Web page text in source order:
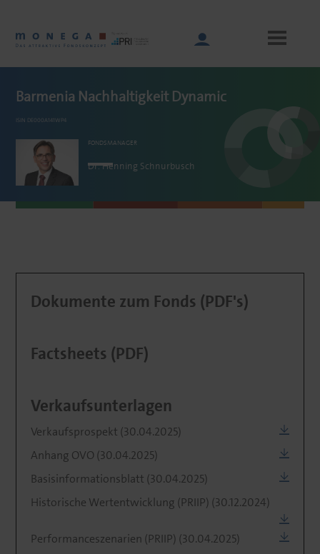
Main
navigation
Barmenia Nachhaltigkeit Dynamic
ISIN DE000A141WP4
FONDSMANAGER
Dr. Henning Schnurbusch
Dokumente zum Fonds (PDF's)
Factsheets (PDF)
Verkaufsunterlagen
Verkaufsprospekt (30.04.2025)
Anhang OVO (30.04.2025)
Basisinformationsblatt (30.04.2025)
Historische Wertentwicklung (PRIIP) (30.12.2024)
Performanceszenarien (PRIIP) (30.04.2025)